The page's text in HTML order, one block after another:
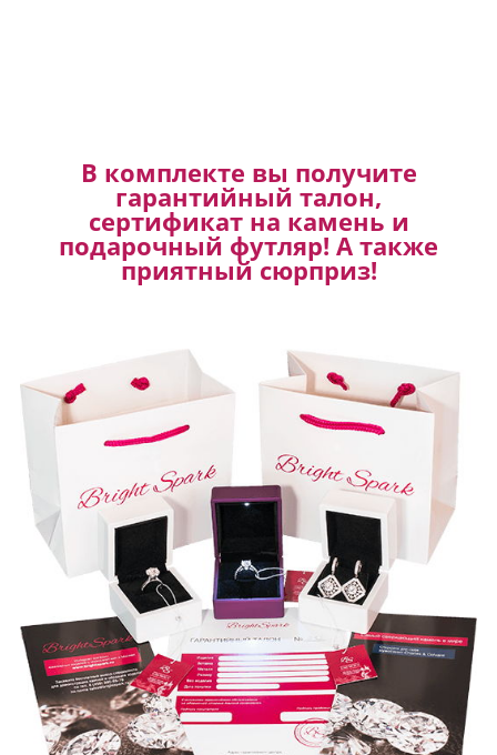
В комплекте вы получите
гарантийный талон,
сертификат на камень и
подарочный футляр! А также
приятный сюрприз!